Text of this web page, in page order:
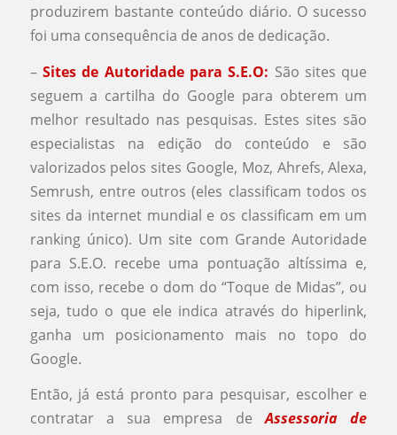
produzirem bastante conteúdo diário. O sucesso
foi uma consequência de anos de dedicação.
– Sites de Autoridade para S.E.O: São sites que
seguem a cartilha do Google para obterem um
melhor resultado nas pesquisas. Estes sites são
especialistas na edição do conteúdo e são
valorizados pelos sites Google, Moz, Ahrefs, Alexa,
Semrush, entre outros (eles classificam todos os
sites da internet mundial e os classificam em um
ranking único). Um site com Grande Autoridade
para S.E.O. recebe uma pontuação altíssima e,
com isso, recebe o dom do “Toque de Midas”, ou
seja, tudo o que ele indica através do hiperlink,
ganha um posicionamento mais no topo do
Google.
Então, já está pronto para pesquisar, escolher e
contratar a sua empresa deAssessoria de